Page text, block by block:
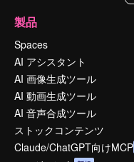
製品
Spaces
AI アシスタント
AI 画像生成ツール
AI 動画生成ツール
AI 音声合成ツール
ストックコンテンツ
Claude/ChatGPT向けMCP